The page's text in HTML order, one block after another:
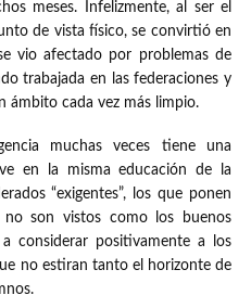
meses. Infelizmente, al ser el
de vista físico, se convirtió en
vio afectado por problemas de
trabajada en las federaciones y
ámbito cada vez más limpio.
muchas veces tiene una
en la misma educación de la
“exigentes”, los que ponen
son vistos como los buenos
considerar positivamente a los
no estiran tanto el horizonte de